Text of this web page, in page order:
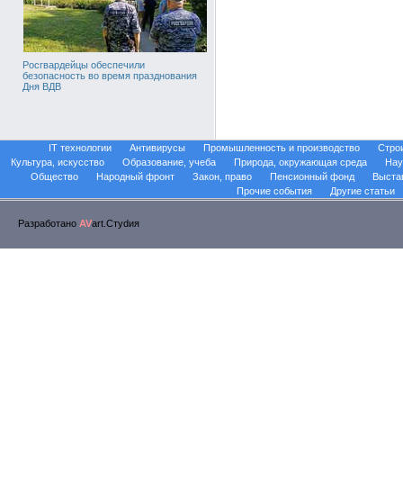
Росгвардейцы обеспечили
безопасность во время празднования
Дня ВДВ
IT технологии Антивирусы Промышленность и производство
Культура, искусство
Образование, учеба Природа, окружающая среда
Общество
Народный фронт Закон, право Пенсионный фонд
Прочие события
Другие статьи
Разработано AVart.Стуdия